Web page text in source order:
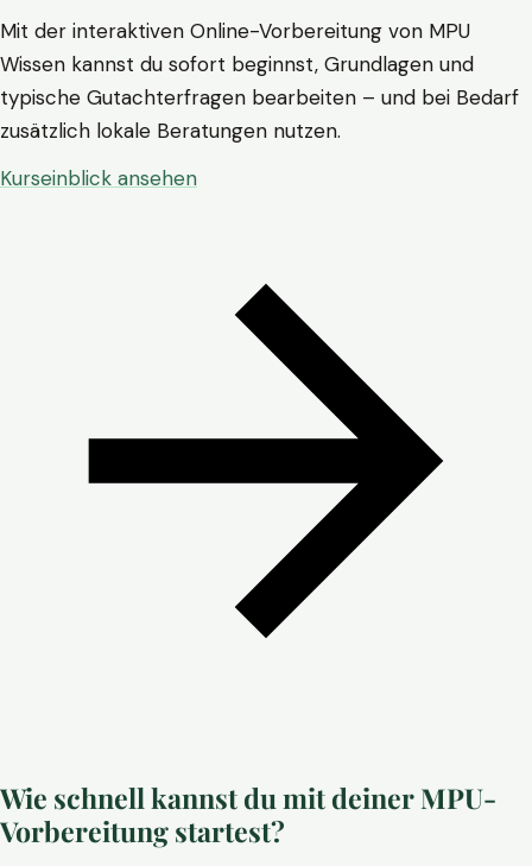
Mit der interaktiven Online-Vorbereitung von MPU
Wissen kannst du sofort beginnst, Grundlagen und
typische Gutachterfragen bearbeiten – und bei Bedarf
zusätzlich lokale Beratungen nutzen.
Kurseinblick ansehen
Wie schnell kannst du mit deiner MPU-
Vorbereitung startest?